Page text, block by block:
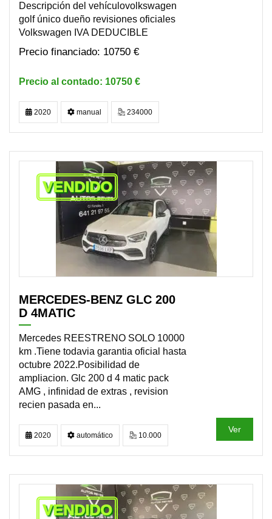
Descripción del vehículovolkswagen
golf único dueño revisiones oficiales
Volkswagen IVA DEDUCIBLE
10750 €
10750 €
2020 manual 234000
VENDIDO
MERCEDES-BENZ GLC 200
D 4MATIC
Mercedes REESTRENO SOLO 10000
km .Tiene todavia garantia oficial hasta
octubre 2022.Posibilidad de
ampliacion. Glc 200 d 4 matic pack
AMG , infinidad de extras , revision
recien pasada en...
Ver
2020 automático 10.000
VENDIDO